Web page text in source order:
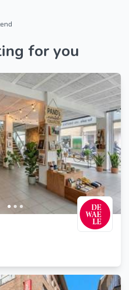
for you